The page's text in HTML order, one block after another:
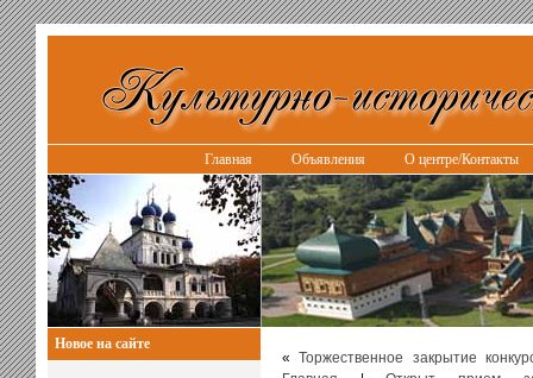
Главная Объявления О центре/Контакты
Новое на сайте
«Торжественное закрытие